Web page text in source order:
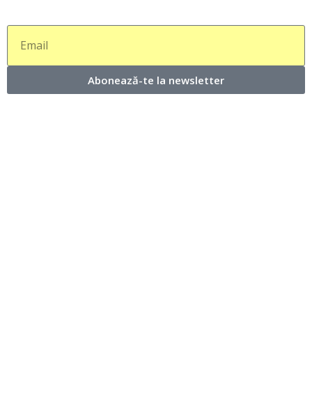
Abonează-te la newsletter